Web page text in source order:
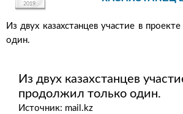
2019
Из двух казахстанцев участие в
один.
Из двух казахстанцев
продолжил только один.
Источник: mail.kz